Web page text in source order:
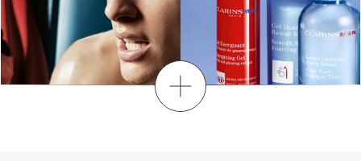
더보기